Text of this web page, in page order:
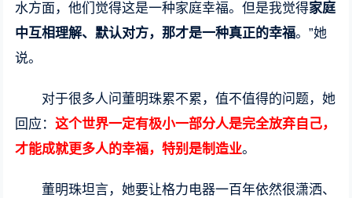
水方面，他们觉得这是一种家庭幸福。但是我觉得家庭
中互相理解、默认对方，那才是一种真正的幸福。”她
说。
对于很多人问董明珠累不累，值不值得的问题，她
回应：这个世界一定有极小一部分人是完全放弃自己，
才能成就更多人的幸福，特别是制造业。
董明珠坦言，她要让格力电器一百年依然很潇洒、